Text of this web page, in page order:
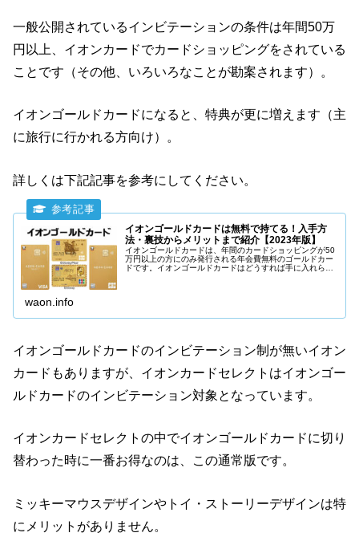
一般公開されているインビテーションの条件は年間50万
円以上、イオンカードでカードショッピングをされている
ことです（その他、いろいろなことが勘案されます）。
イオンゴールドカードになると、特典が更に増えます（主
に旅行に行かれる方向け）。
詳しくは下記記事を参考にしてください。
イオンゴールドカードは無料で持てる！入手方
法・裏技からメリットまで紹介【2023年版】
イオンゴールドカードは、年間のカードショッピングが50
万円以上の方にのみ発行される年会費無料のゴールドカー
ドです。イオンゴールドカードはどうすれば手に入れられ
waon.info
イオンゴールドカードのインビテーション制が無いイオン
カードもありますが、イオンカードセレクトはイオンゴー
ルドカードのインビテーション対象となっています。
イオンカードセレクトの中でイオンゴールドカードに切り
替わった時に一番お得なのは、この通常版です。
ミッキーマウスデザインやトイ・ストーリーデザインは特
にメリットがありません。